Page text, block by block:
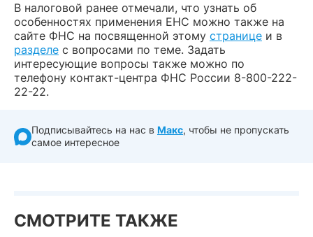
В налоговой ранее отмечали, что узнать об
особенностях применения ЕНС можно также на
сайте ФНС на посвященной этому странице и в
разделе с вопросами по теме. Задать
интересующие вопросы также можно по
телефону контакт-центра ФНС России 8-800-222-
22-22.
Подписывайтесь на нас в Макс, чтобы не пропускать
самое интересное
СМОТРИТЕ ТАКЖЕ